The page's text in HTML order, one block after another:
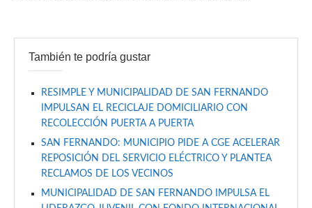
También te podría gustar
RESIMPLE Y MUNICIPALIDAD DE SAN FERNANDO
IMPULSAN EL RECICLAJE DOMICILIARIO CON
RECOLECCIÓN PUERTA A PUERTA
SAN FERNANDO: MUNICIPIO PIDE A CGE ACELERAR
REPOSICIÓN DEL SERVICIO ELÉCTRICO Y PLANTEA
RECLAMOS DE LOS VECINOS
MUNICIPALIDAD DE SAN FERNANDO IMPULSA EL